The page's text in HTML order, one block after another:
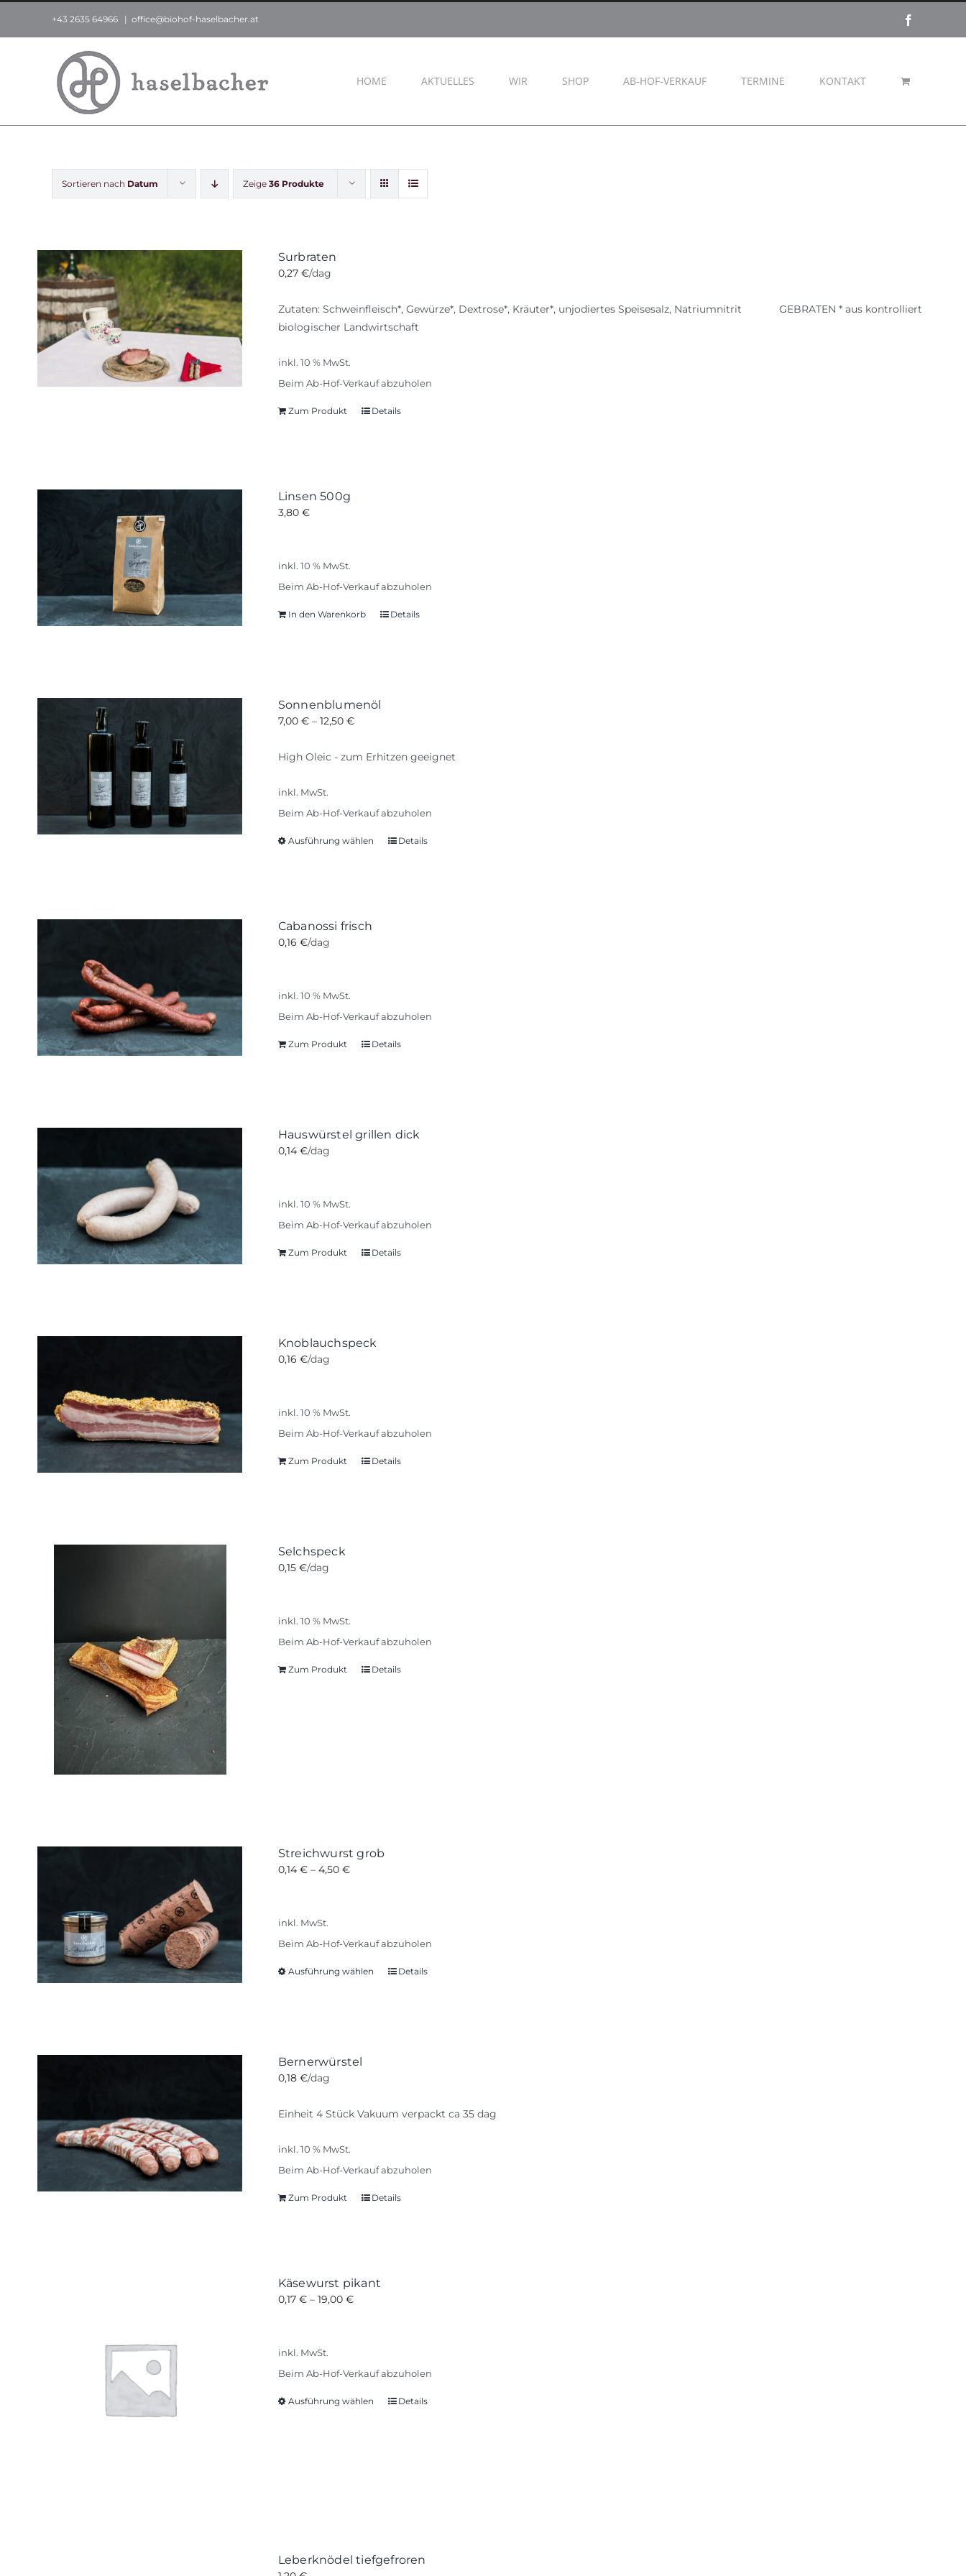
+43 2635 64966 | office@biohof-haselbacher.at
HOME AKTUELLES WIR SHOP AB-HOF-VERKAUF TERMINE KONTAKT
Sortieren nach Datum Zeige 36 Produkte
Surbraten
0,27 €/dag
Zutaten: Schweinfleisch*, Gewürze*, Dextrose*, Kräuter*, unjodiertes Speisesalz, Natriumnitrit GEBRATEN * aus kontrolliert
biologischer Landwirtschaft
inkl. 10 % MwSt.
Beim Ab-Hof-Verkauf abzuholen
Zum Produkt Details
Linsen 500g
3,80 €
inkl. 10 % MwSt.
Beim Ab-Hof-Verkauf abzuholen
In den Warenkorb Details
Sonnenblumenöl
7,00 €– 12,50 €
High Oleic - zum Erhitzen geeignet
inkl. MwSt.
Beim Ab-Hof-Verkauf abzuholen
Ausführung wählen
Dieses
der
Produktseite
Details
Cabanossi frisch
0,16 €/dag
inkl. 10 % MwSt.
Beim Ab-Hof-Verkauf abzuholen
Zum Produkt Details
Hauswürstel grillen dick
0,14 €/dag
inkl. 10 % MwSt.
Beim Ab-Hof-Verkauf abzuholen
Zum Produkt Details
Knoblauchspeck
0,16 €/dag
inkl. 10 % MwSt.
Beim Ab-Hof-Verkauf abzuholen
Zum Produkt Details
Selchspeck
0,15 €/dag
inkl. 10 % MwSt.
Beim Ab-Hof-Verkauf abzuholen
Zum Produkt Details
Streichwurst grob
0,14 €– 4,50 €
inkl. MwSt.
Beim Ab-Hof-Verkauf abzuholen
Ausführung wählen
Dieses
können
Produktseite
Details
Bernerwürstel
0,18 €/dag
Einheit 4 Stück Vakuum verpackt ca 35 dag
inkl. 10 % MwSt.
Beim Ab-Hof-Verkauf abzuholen
Zum Produkt Details
Käsewurst pikant
0,17 €– 19,00 €
inkl. MwSt.
Beim Ab-Hof-Verkauf abzuholen
Ausführung wählen
Dieses
auf
Details
Leberknödel tiefgefroren